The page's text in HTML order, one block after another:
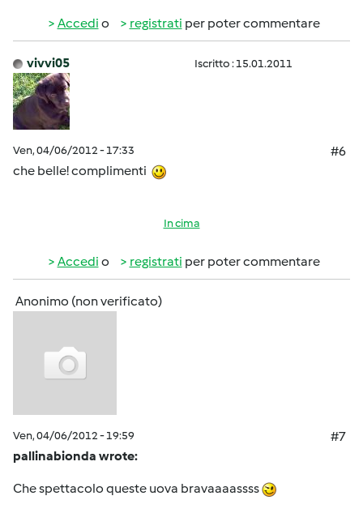
Accedi o registrati per poter commentare
vivvi05 Iscritto : 15.01.2011
Ven, 04/06/2012 - 17:33
#6
che belle! complimenti
In cima
Accedi o registrati per poter commentare
Anonimo (non verificato)
Ven, 04/06/2012 - 19:59
#7
pallinabionda wrote:
Che spettacolo queste uova bravaaaassss